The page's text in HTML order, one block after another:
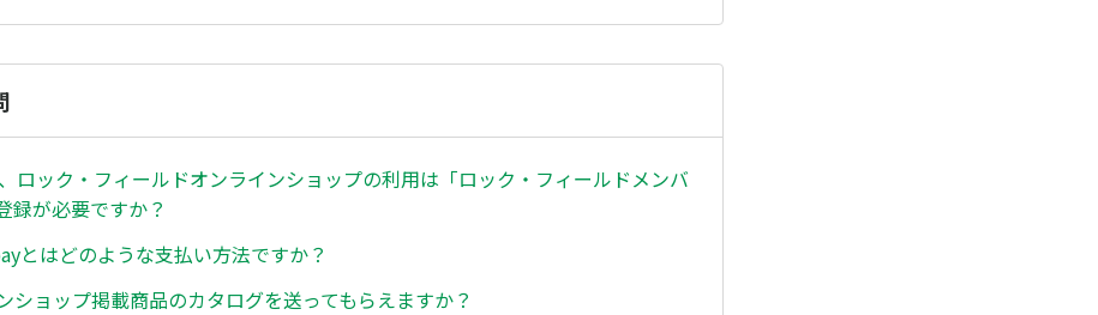
ロック・フィールドオンラインショップの利用は「ロック・フィールドメンバ
録が必要ですか？
とはどのような支払い方法ですか？
ショップ掲載商品のカタログを送ってもらえますか？